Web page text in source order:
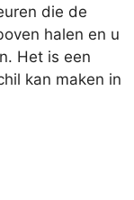
die de
halen en u
Het is een
kan maken in